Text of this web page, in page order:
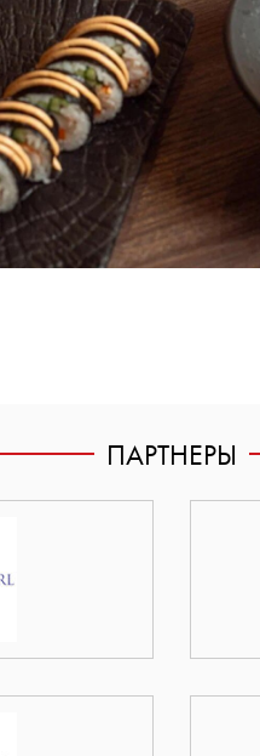
ПАРТНЕРЫ